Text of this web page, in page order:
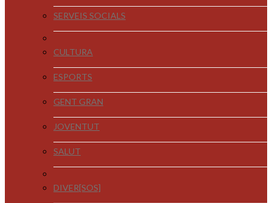
SERVEIS SOCIALS
CULTURA
ESPORTS
GENT GRAN
JOVENTUT
SALUT
DIVER[SOS]